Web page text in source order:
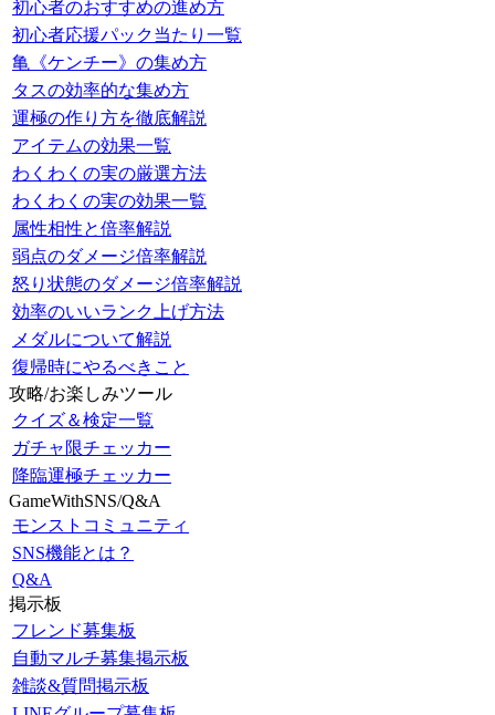
初心者のおすすめの進め方
初心者応援パック当たり一覧
亀《ケンチー》の集め方
タスの効率的な集め方
運極の作り方を徹底解説
アイテムの効果一覧
わくわくの実の厳選方法
わくわくの実の効果一覧
属性相性と倍率解説
弱点のダメージ倍率解説
怒り状態のダメージ倍率解説
効率のいいランク上げ方法
メダルについて解説
復帰時にやるべきこと
攻略/お楽しみツール
クイズ＆検定一覧
ガチャ限チェッカー
降臨運極チェッカー
GameWithSNS/Q&A
モンストコミュニティ
SNS機能とは？
Q&A
掲示板
フレンド募集板
自動マルチ募集掲示板
雑談&質問掲示板